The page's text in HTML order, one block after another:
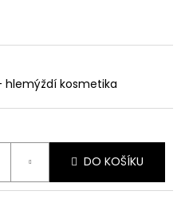
- hlemýždí kosmetika
DO KOŠÍKU